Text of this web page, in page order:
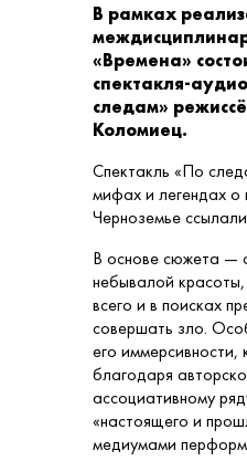
В рамках
«Времена»
спектакля-
следам»
Коломиец.
Спектакль «По
мифах и легендах о
Черноземье
В основе сюжета —
небывалой
всего и в поисках
совершать зло.
его иммерсивности,
благодаря
ассоциативному
«настоящего и
медиумами